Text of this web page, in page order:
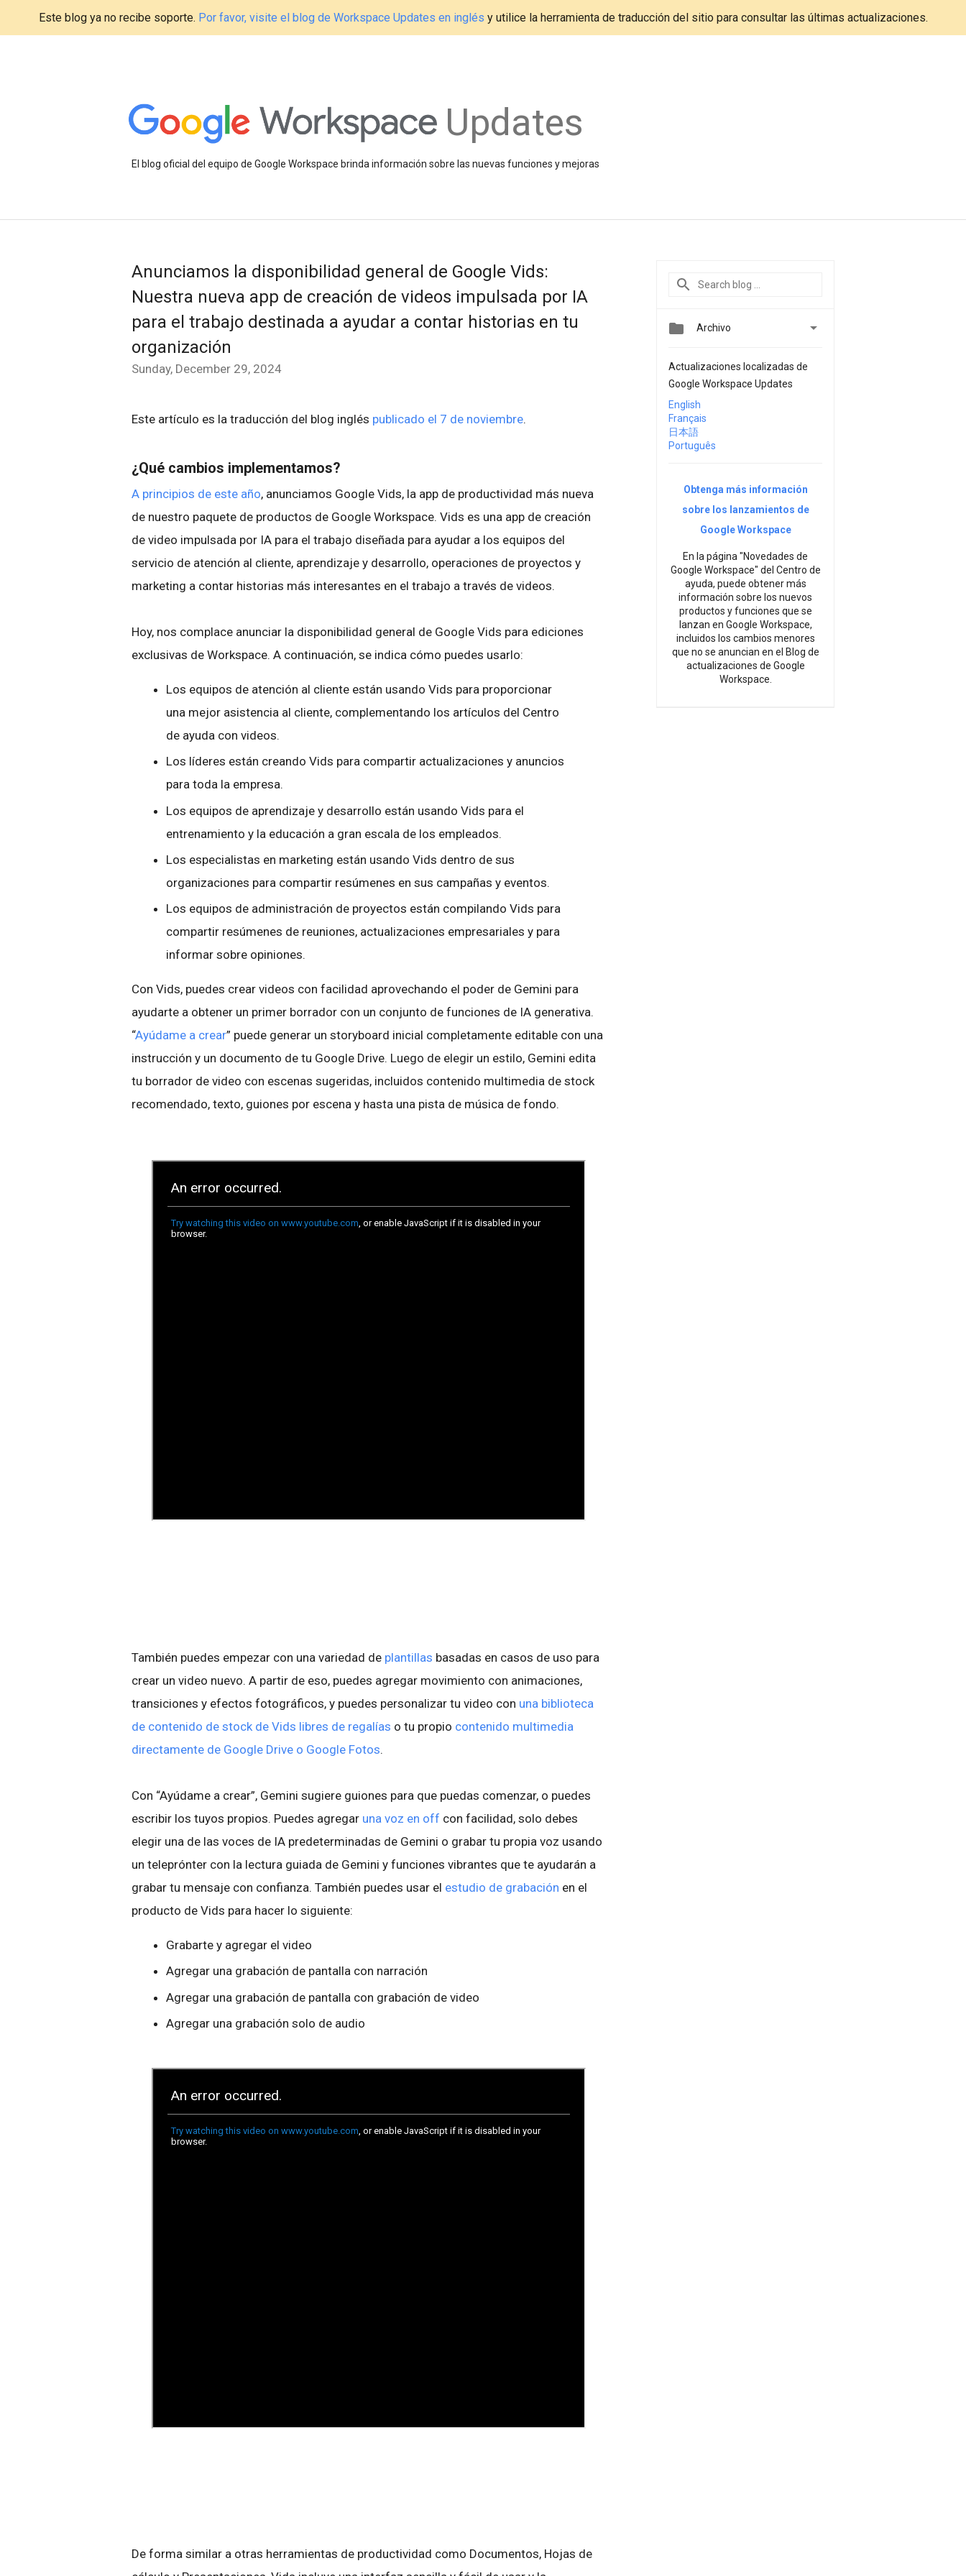
Este blog ya no recibe soporte. Por favor, visite el blog de Workspace Updates en inglés y utilice la herramienta de traducción del sitio para consultar las últimas actualizaciones.
Updates
El blog oficial del equipo de Google Workspace brinda información sobre las nuevas funciones y mejoras
Anunciamos la disponibilidad general de Google Vids:
Nuestra nueva app de creación de videos impulsada por IA
para el trabajo destinada a ayudar a contar historias en tu
organización
Sunday, December 29, 2024
Este artículo es la traducción del blog inglés publicado el 7 de noviembre.
¿Qué cambios implementamos?
A principios de este año, anunciamos Google Vids, la app de productividad más nueva
de nuestro paquete de productos de Google Workspace. Vids es una app de creación
de video impulsada por IA para el trabajo diseñada para ayudar a los equipos del
servicio de atención al cliente, aprendizaje y desarrollo, operaciones de proyectos y
marketing a contar historias más interesantes en el trabajo a través de videos.
Hoy, nos complace anunciar la disponibilidad general de Google Vids para ediciones
exclusivas de Workspace. A continuación, se indica cómo puedes usarlo:
Los equipos de atención al cliente están usando Vids para proporcionar
una mejor asistencia al cliente, complementando los artículos del Centro
de ayuda con videos.
Los líderes están creando Vids para compartir actualizaciones y anuncios
para toda la empresa.
Los equipos de aprendizaje y desarrollo están usando Vids para el
entrenamiento y la educación a gran escala de los empleados.
Los especialistas en marketing están usando Vids dentro de sus
organizaciones para compartir resúmenes en sus campañas y eventos.
Los equipos de administración de proyectos están compilando Vids para
compartir resúmenes de reuniones, actualizaciones empresariales y para
informar sobre opiniones.
Con Vids, puedes crear videos con facilidad aprovechando el poder de Gemini para
ayudarte a obtener un primer borrador con un conjunto de funciones de IA generativa.
“Ayúdame a crear” puede generar un storyboard inicial completamente editable con una
instrucción y un documento de tu Google Drive. Luego de elegir un estilo, Gemini edita
tu borrador de video con escenas sugeridas, incluidos contenido multimedia de stock
recomendado, texto, guiones por escena y hasta una pista de música de fondo.
También puedes empezar con una variedad de plantillas basadas en casos de uso para
crear un video nuevo. A partir de eso, puedes agregar movimiento con animaciones,
transiciones y efectos fotográficos, y puedes personalizar tu video con una biblioteca
de contenido de stock de Vids libres de regalías o tu propio contenido multimedia
directamente de Google Drive o Google Fotos.
Con “Ayúdame a crear”, Gemini sugiere guiones para que puedas comenzar, o puedes
escribir los tuyos propios. Puedes agregar una voz en off con facilidad, solo debes
elegir una de las voces de IA predeterminadas de Gemini o grabar tu propia voz usando
un teleprónter con la lectura guiada de Gemini y funciones vibrantes que te ayudarán a
grabar tu mensaje con confianza. También puedes usar el estudio de grabación en el
producto de Vids para hacer lo siguiente:
Grabarte y agregar el video
Agregar una grabación de pantalla con narración
Agregar una grabación de pantalla con grabación de video
Agregar una grabación solo de audio
De forma similar a otras herramientas de productividad como Documentos, Hojas de
 Archivo 
Actualizaciones localizadas de
Google Workspace Updates
English
Français
日本語
Português
Obtenga más información
sobre los lanzamientos de
Google Workspace
En la página "Novedades de
Google Workspace" del Centro de
ayuda, puede obtener más
información sobre los nuevos
productos y funciones que se
lanzan en Google Workspace,
incluidos los cambios menores
que no se anuncian en el Blog de
actualizaciones de Google
Workspace.